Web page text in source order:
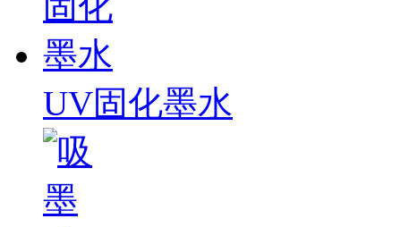
UV固化墨水